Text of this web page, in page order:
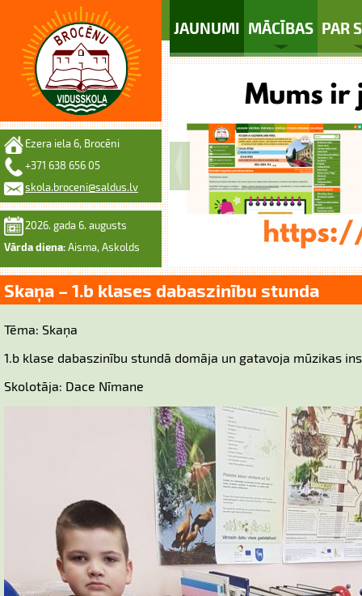
JAUNUMI MĀCĪBAS PAR
Ezera iela 6, Brocēni
+371 638 656 05
skola.broceni@saldus.lv
2026. gada 6. augusts
Vārda diena: Aisma, Askolds
Skaņa – 1.b klases dabaszinību stunda
Tēma: Skaņa
1.b klase dabaszinību stundā domāja un gatavoja mūzikas
Skolotāja: Dace Nīmane